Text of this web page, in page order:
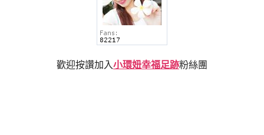
歡迎按讚加入小環妞幸福足跡粉絲團